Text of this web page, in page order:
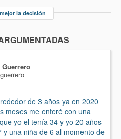
la decisión
de 3 años ya en 2020
meses me enteré con una
yo el tenía 34 y yo 20 años
una niña de 6 al momento de